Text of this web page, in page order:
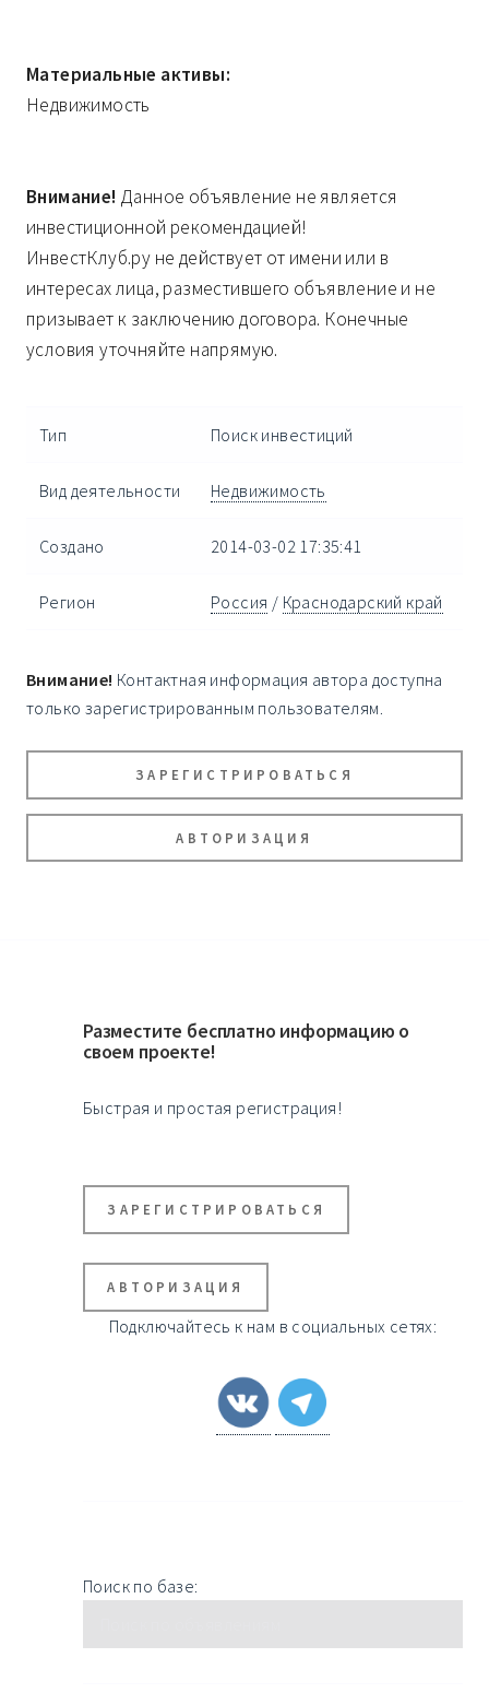
Материальные активы:
Недвижимость
Внимание! Данное объявление не является
инвестиционной рекомендацией!
ИнвестКлуб.ру не действует от имени или в
интересах лица, разместившего объявление и не
призывает к заключению договора. Конечные
условия уточняйте напрямую.
Тип Поиск инвестиций
Вид деятельности Недвижимость
Создано 2014-03-02 17:35:41
Регион Россия / Краснодарский край
Внимание! Контактная информация автора доступна
только зарегистрированным пользователям.
ЗАРЕГИСТРИРОВАТЬСЯ
АВТОРИЗАЦИЯ
Разместите бесплатно информацию о
своем проекте!
Быстрая и простая регистрация!
ЗАРЕГИСТРИРОВАТЬСЯ
АВТОРИЗАЦИЯ
Подключайтесь к нам в социальных сетях:
Поиск по базе: